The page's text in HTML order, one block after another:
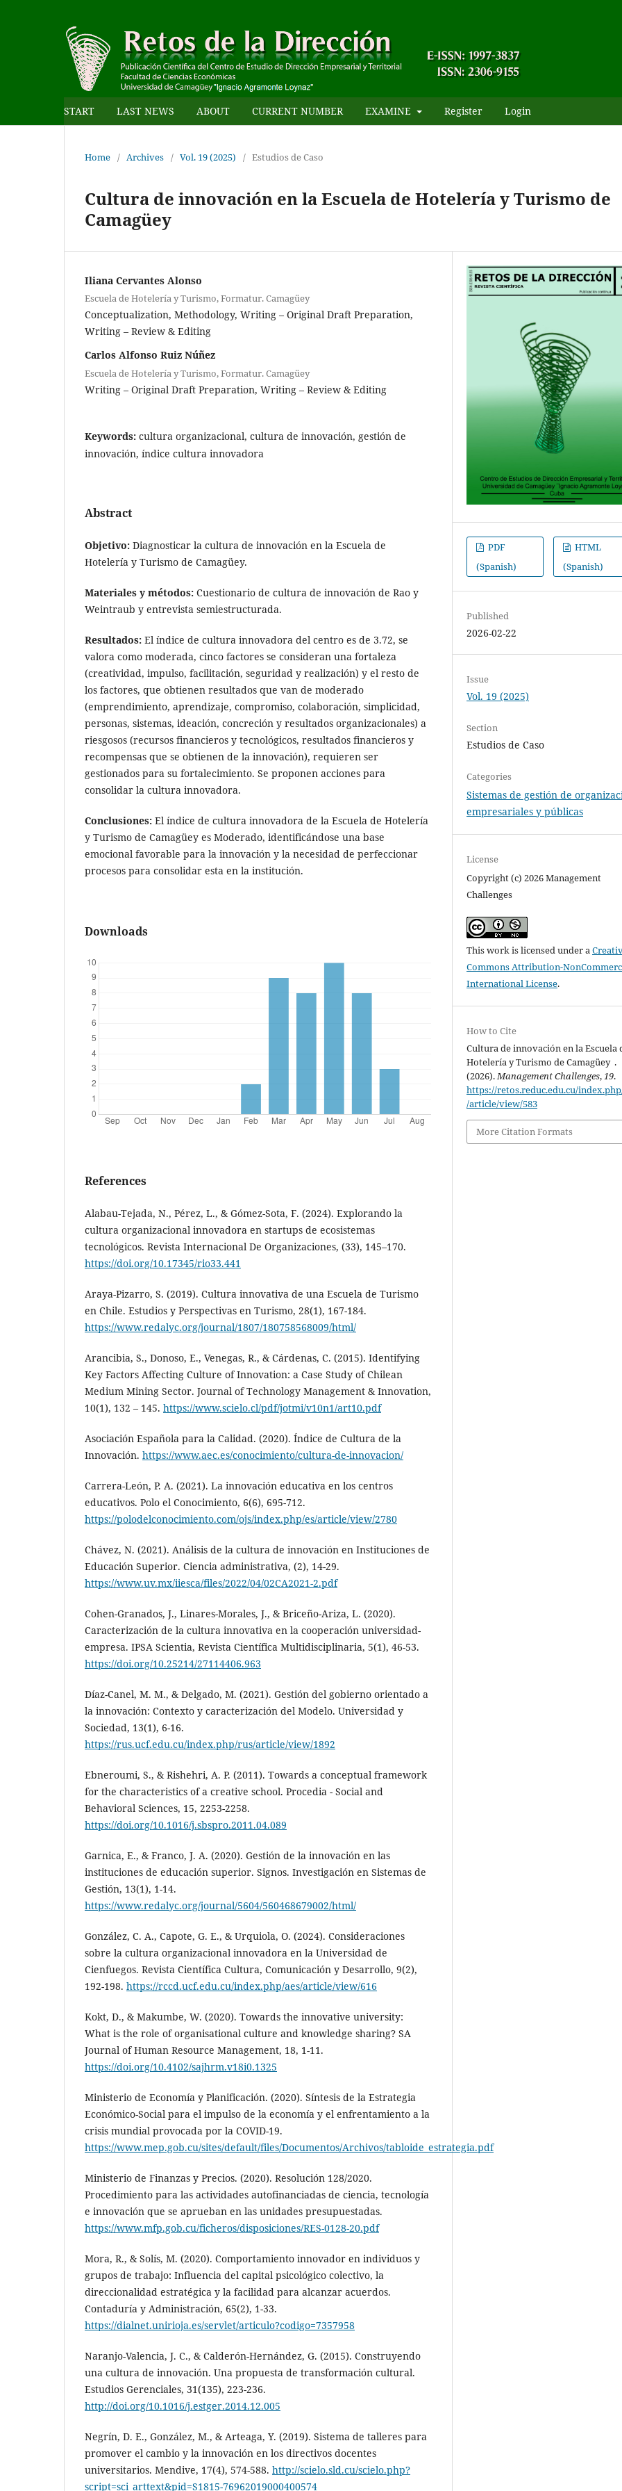
START LAST NEWS ABOUT CURRENT NUMBER EXAMINE Register Login
Home / Archives / Vol. 19 (2025) / Estudios de Caso
Cultura de innovación en laEscuela de Hotelería y Turismo de
Camagüey
Iliana Cervantes Alonso
Escuela de Hotelería y Turismo, Formatur. Camagüey
Conceptualization Methodology Writing – Original Draft Preparation
Writing – Review & Editing
Carlos Alfonso Ruiz Núñez
Escuela de Hotelería y Turismo, Formatur. Camagüey
Writing – Original Draft Preparation Writing – Review & Editing
Keywords: cultura organizacional, cultura de innovación, gestión de
innovación, índice cultura innovadora
Abstract
Objetivo: Diagnosticar la cultura de innovación en la Escuela de
Hotelería y Turismo de Camagüey.
Materiales y métodos: Cuestionario de cultura de innovación de Rao y
Weintraub y entrevista semiestructurada.
Resultados: El índice de cultura innovadora del centro es de 3.72, se
valora como moderada, cinco factores se consideran una fortaleza
(creatividad, impulso, facilitación, seguridad y realización) y el resto de
los factores, que obtienen resultados que van de moderado
(emprendimiento, aprendizaje, compromiso, colaboración, simplicidad,
personas, sistemas, ideación, concreción y resultados organizacionales) a
riesgosos (recursos financieros y tecnológicos, resultados financieros y
recompensas que se obtienen de la innovación), requieren ser
gestionados para su fortalecimiento. Se proponen acciones para
consolidar la cultura innovadora.
Conclusiones: El índice de cultura innovadora de la Escuela de Hotelería
y Turismo de Camagüey es Moderado, identificándose una base
emocional favorable para la innovación y la necesidad de perfeccionar
procesos para consolidar esta en la institución.
Downloads
References
Alabau-Tejada, N., Pérez, L., & Gómez-Sota, F. (2024). Explorando la
cultura organizacional innovadora en startups de ecosistemas
tecnológicos. Revista Internacional De Organizaciones, (33), 145–170.
https://doi.org/10.17345/rio33.441
Araya-Pizarro, S. (2019). Cultura innovativa de una Escuela de Turismo
en Chile. Estudios y Perspectivas en Turismo, 28(1), 167-184.
https://www.redalyc.org/journal/1807/180758568009/html/
Arancibia, S., Donoso, E., Venegas, R., & Cárdenas, C. (2015). Identifying
Key Factors Affecting Culture of Innovation: a Case Study of Chilean
Medium Mining Sector. Journal of Technology Management & Innovation,
10(1), 132 – 145. https://www.scielo.cl/pdf/jotmi/v10n1/art10.pdf
Asociación Española para la Calidad. (2020). Índice de Cultura de la
Innovación. https://www.aec.es/conocimiento/cultura-de-innovacion/
Carrera-León, P. A. (2021). La innovación educativa en los centros
educativos. Polo el Conocimiento, 6(6), 695-712.
https://polodelconocimiento.com/ojs/index.php/es/article/view/2780
Chávez, N. (2021). Análisis de la cultura de innovación en Instituciones de
Educación Superior. Ciencia administrativa, (2), 14-29.
https://www.uv.mx/iiesca/files/2022/04/02CA2021-2.pdf
Cohen-Granados, J., Linares-Morales, J., & Briceño-Ariza, L. (2020).
Caracterización de la cultura innovativa en la cooperación universidad-
empresa. IPSA Scientia, Revista Científica Multidisciplinaria, 5(1), 46-53.
https://doi.org/10.25214/27114406.963
Díaz-Canel, M. M., & Delgado, M. (2021). Gestión del gobierno orientado a
la innovación: Contexto y caracterización del Modelo. Universidad y
Sociedad, 13(1), 6-16.
https://rus.ucf.edu.cu/index.php/rus/article/view/1892
Ebneroumi, S., & Rishehri, A. P. (2011). Towards a conceptual framework
for the characteristics of a creative school. Procedia - Social and
Behavioral Sciences, 15, 2253-2258.
https://doi.org/10.1016/j.sbspro.2011.04.089
Garnica, E., & Franco, J. A. (2020). Gestión de la innovación en las
instituciones de educación superior. Signos. Investigación en Sistemas de
Gestión, 13(1), 1-14.
https://www.redalyc.org/journal/5604/560468679002/html/
González, C. A., Capote, G. E., & Urquiola, O. (2024). Consideraciones
sobre la cultura organizacional innovadora en la Universidad de
Cienfuegos. Revista Científica Cultura, Comunicación y Desarrollo, 9(2),
192-198. https://rccd.ucf.edu.cu/index.php/aes/article/view/616
Kokt, D., & Makumbe, W. (2020). Towards the innovative university:
What is the role of organisational culture and knowledge sharing? SA
Journal of Human Resource Management, 18, 1-11.
https://doi.org/10.4102/sajhrm.v18i0.1325
Ministerio de Economía y Planificación. (2020). Síntesis de la Estrategia
Económico-Social para el impulso de la economía y el enfrentamiento a la
crisis mundial provocada por la COVID-19.
https://www.mep.gob.cu/sites/default/files/Documentos/Archivos/tabloide_estrategia.pdf
Ministerio de Finanzas y Precios. (2020). Resolución 128/2020.
Procedimiento para las actividades autofinanciadas de ciencia, tecnología
e innovación que se aprueban en las unidades presupuestadas.
https://www.mfp.gob.cu/ficheros/disposiciones/RES-0128-20.pdf
Mora, R., & Solís, M. (2020). Comportamiento innovador en individuos y
grupos de trabajo: Influencia del capital psicológico colectivo, la
direccionalidad estratégica y la facilidad para alcanzar acuerdos.
Contaduría y Administración, 65(2), 1-33.
https://dialnet.unirioja.es/servlet/articulo?codigo=7357958
Naranjo-Valencia, J. C., & Calderón-Hernández, G. (2015). Construyendo
una cultura de innovación. Una propuesta de transformación cultural.
Estudios Gerenciales, 31(135), 223-236.
http://doi.org/10.1016/j.estger.2014.12.005
Negrín, D. E., González, M., & Arteaga, Y. (2019). Sistema de talleres para
promover el cambio y la innovación en los directivos docentes
universitarios. Mendive, 17(4), 574-588. http://scielo.sld.cu/scielo.php?
script=sci_arttext&pid=S1815-76962019000400574
PDF
(Spanish)
HTML
(Spanish)
Published
2026-02-22
Issue
Vol. 19 (2025)
Section
Estudios de Caso
Categories
Sistemas de gestión de
empresariales y públicas
License
Copyright (c) 2026 Management
Challenges
This work is licensed under a
Commons Attribution-
International License.
How to Cite
Cultura de innovación en la Escuela
Hotelería y Turismo de Camagüey .
(2026).Management Challenges,19.
https://retos.reduc.edu.cu/
/article/view/583
More Citation Formats